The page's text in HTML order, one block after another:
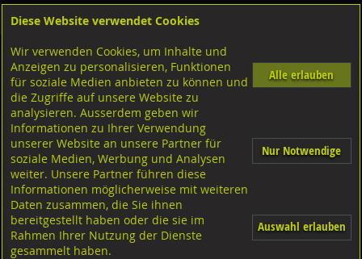
Shop Schrauben Diverse Schrauben
M-Gewinde
Diverse Ausführungen M-GewindeFlachrundschrauben A4 rostfrei
Flachrundschrauben mit 4kt. ohne MU, DIN603 A4
rostfrei M6x90
Diese Website verwendet Cookies
Wir verwenden Cookies, um Inhalte und
Anzeigen zu personalisieren, Funktionen
für soziale Medien anbieten zu können und
die Zugriffe auf unsere Website zu
analysieren. Ausserdem geben wir
Informationen zu Ihrer Verwendung
unserer Website an unsere Partner für
soziale Medien, Werbung und Analysen
weiter. Unsere Partner führen diese
Informationen möglicherweise mit weiteren
Daten zusammen, die Sie ihnen
bereitgestellt haben oder die sie im
Rahmen Ihrer Nutzung der Dienste
gesammelt haben.
Alle erlauben
Nur Notwendige
Auswahl erlauben